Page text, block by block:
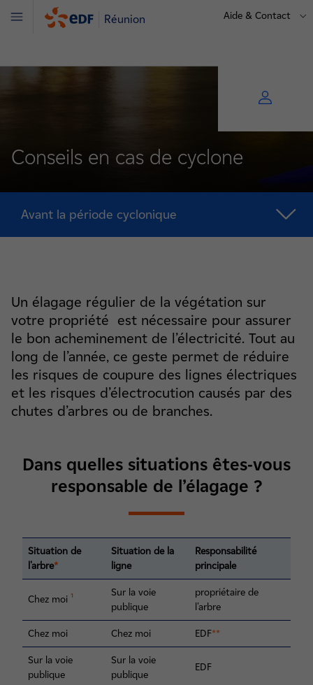
Réunion Aide & Contact
Menu
Conseils en cas de cyclone
Avant la période cyclonique
Un élagage régulier de la végétation sur
votre propriété est nécessaire pour assurer
le bon acheminement de l’électricité. Tout au
long de l’année, ce geste permet de réduire
les risques de coupure des lignes électriques
et les risques d’électrocution causés par des
chutes d’arbres ou de branches.
Dans quelles situations êtes-vous
responsable de l’élagage ?
Situation de
l'arbre*
Situation de la
ligne
Responsabilité
principale
Chez moi ¹
Sur la voie
publique
propriétaire de
l'arbre
Chez moi Chez moi EDF**
Sur la voie
publique
Sur la voie
publique
EDF